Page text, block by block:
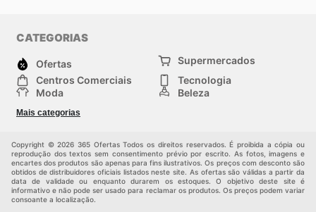
CATEGORIAS
Ofertas
Supermercados
Centros Comerciais
Tecnologia
Moda
Beleza
Construção e jardinagem
Mais categorias
Copyright © 2026 365 Ofertas Todos os direitos reservados. É proibida a cópia ou
reprodução dos textos sem consentimento prévio por escrito. As fotos, imagens e
encartes dos produtos são apenas para fins ilustrativos. Os preços com desconto são
obtidos de distribuidores oficiais listados neste site. As ofertas são válidas a partir da
data de validade ou enquanto durarem os estoques. O objetivo deste site é
informativo e não pode ser usado para reclamar os produtos. Os preços podem variar
consoante a localização.